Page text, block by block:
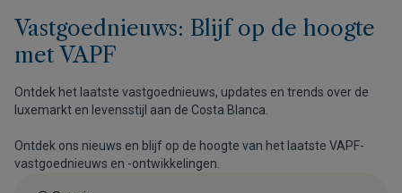
Vastgoednieuws: Blijf op de hoogte
met VAPF
Ontdek het laatste vastgoednieuws, updates en trends over de
luxemarkt en levensstijl aan de Costa Blanca.
Ontdek ons nieuws en blijf op de hoogte van het laatste VAPF-
vastgoednieuws en -ontwikkelingen.